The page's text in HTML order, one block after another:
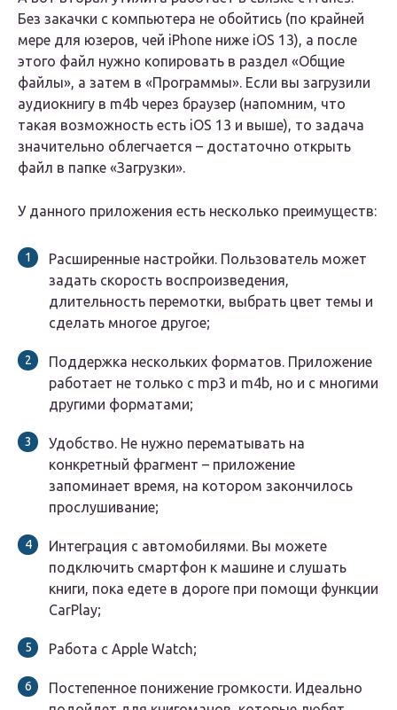
Без закачки с компьютера не обойтись (по крайней
мере для юзеров, чей iPhone ниже iOS 13), а после
этого файл нужно копировать в раздел «Общие
файлы», а затем в «Программы». Если вы загрузили
аудиокнигу в m4b через браузер (напомним, что
такая возможность есть iOS 13 и выше), то задача
значительно облегчается – достаточно открыть
файл в папке «Загрузки».
У данного приложения есть несколько преимуществ:
Расширенные настройки. Пользователь может
задать скорость воспроизведения,
длительность перемотки, выбрать цвет темы и
сделать многое другое;
Поддержка нескольких форматов. Приложение
работает не только с mp3 и m4b, но и с многими
другими форматами;
Удобство. Не нужно перематывать на
конкретный фрагмент – приложение
запоминает время, на котором закончилось
прослушивание;
Интеграция с автомобилями. Вы можете
подключить смартфон к машине и слушать
книги, пока едете в дороге при помощи функции
CarPlay;
Работа с Apple Watch;
Постепенное понижение громкости. Идеально